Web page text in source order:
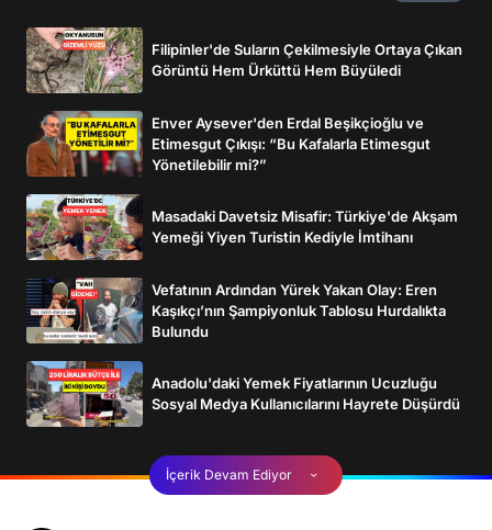
Filipinler'de Suların Çekilmesiyle Ortaya Çıkan
Görüntü Hem Ürküttü Hem Büyüledi
Enver Aysever'den Erdal Beşikçioğlu ve
Etimesgut Çıkışı: “Bu Kafalarla Etimesgut
Yönetilebilir mi?”
Masadaki Davetsiz Misafir: Türkiye'de Akşam
Yemeği Yiyen Turistin Kediyle İmtihanı
Vefatının Ardından Yürek Yakan Olay: Eren
Kaşıkçı’nın Şampiyonluk Tablosu Hurdalıkta
Bulundu
Anadolu'daki Yemek Fiyatlarının Ucuzluğu
Sosyal Medya Kullanıcılarını Hayrete Düşürdü
İçerik Devam Ediyor